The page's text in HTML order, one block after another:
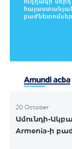
20 October
Ամունդի-
Armenia-ի